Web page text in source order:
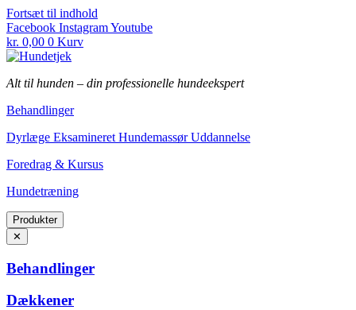
Fortsæt til indhold
Facebook InstagramYoutube
kr. 0,00 0 Kurv
Alt til hunden – din professionelle hundeekspert
Behandlinger
Dyrlæge Eksamineret Hundemassør Uddannelse
Foredrag & Kursus
Hundetræning
Produkter
✕
Behandlinger
Dækkener